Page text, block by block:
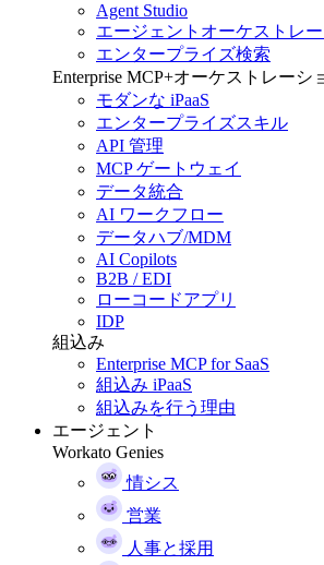
Agent Studio
エージェントオーケストレ
エンタープライズ検索
Enterprise MCP+オーケストレーシ
モダンな iPaaS
エンタープライズスキル
API 管理
MCP ゲートウェイ
データ統合
AI ワークフロー
データハブ/MDM
AI Copilots
B2B / EDI
ローコードアプリ
IDP
組込み
Enterprise MCP for SaaS
組込み iPaaS
組込みを行う理由
エージェント
Workato Genies
情シス
営業
人事と採用